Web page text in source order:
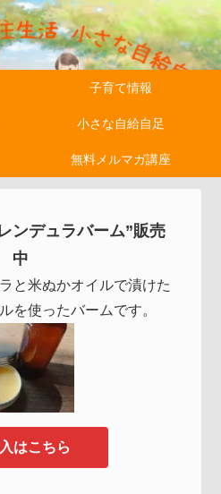
子育て情報
小さな自給自足
無料メルマガ講座
ンデュラバーム”販売
中
と米ぬかオイルで漬けた
を使ったバームです。
はこちら